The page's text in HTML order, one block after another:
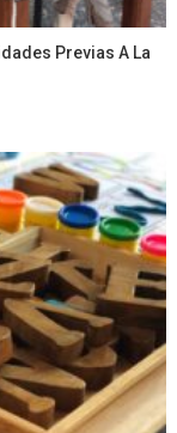
Previas A La